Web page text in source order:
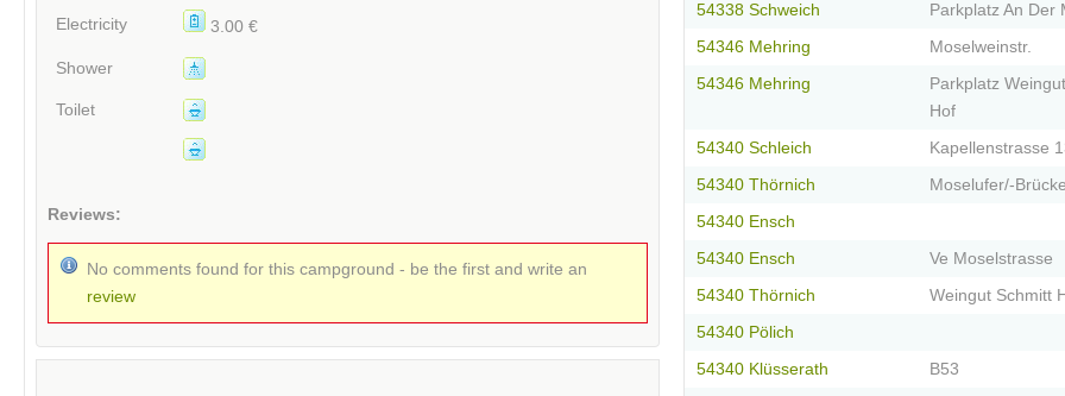
Electricity 3.00 €
Shower
Toilet
Reviews:
No comments found for this campground - be the first and write an
review
54338 Schweich Parkplatz An Der
54346 Mehring Moselweinstr.
54346 Mehring
Parkplatz
Hof
54340 Schleich Kapellenstrasse
54340 Thörnich Moselufer/-
54340 Ensch
54340 Ensch Ve Moselstrasse
54340 Thörnich Weingut Schmitt
54340 Pölich
54340 Klüsserath B53